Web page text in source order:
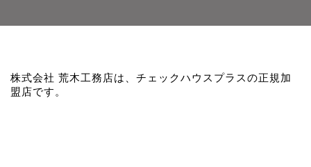
株式会社 荒木工務店は、チェックハウスプラスの正規加
盟店です。